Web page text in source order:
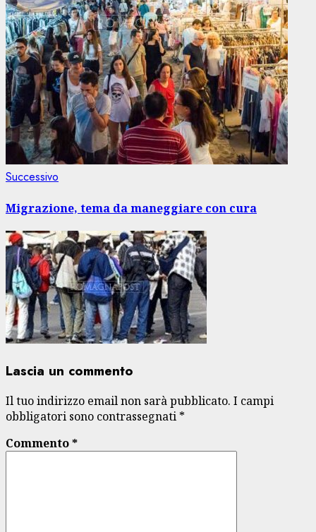
Successivo
Migrazione, tema da maneggiare con cura
Lascia un commento
Il tuo indirizzo email non sarà pubblicato. I campi
obbligatori sono contrassegnati *
Commento*